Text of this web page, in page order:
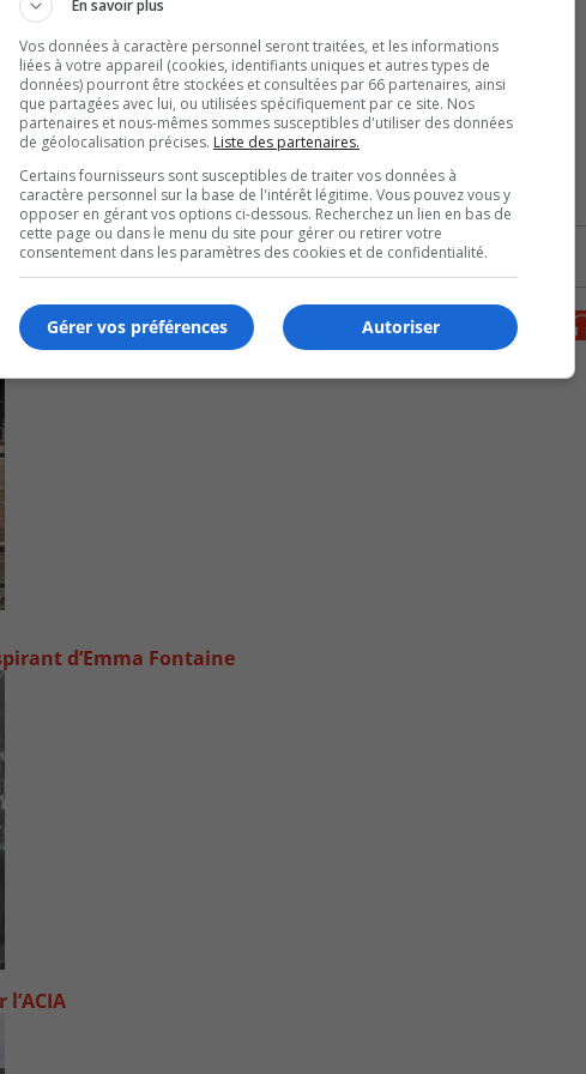
soutenir les secteurs culturels et sportifs.
d’Emma Fontaine
En savoir plus
Vos données à caractère personnel seront traitées, et les informations
liées à votre appareil (cookies, identifiants uniques et autres types de
données) pourront être stockées et consultées par 66 partenaires, ainsi
que partagées avec lui, ou utilisées spécifiquement par ce site. Nos
partenaires et nous-mêmes sommes susceptibles d'utiliser des données
de géolocalisation précises. Liste des partenaires.
Certains fournisseurs sont susceptibles de traiter vos données à
caractère personnel sur la base de l'intérêt légitime. Vous pouvez vous y
opposer en gérant vos options ci-dessous. Recherchez un lien en bas de
cette page ou dans le menu du site pour gérer ou retirer votre
consentement dans les paramètres des cookies et de confidentialité.
Autoriser
Gérer vos préférences